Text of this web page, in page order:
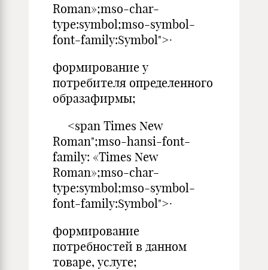
Roman»;mso-char-
type:symbol;mso-symbol-
font-family:Symbol">·
формирование у
потребителя определенного
образафирмы;
<span Times New
Roman";mso-hansi-font-
family: «Times New
Roman»;mso-char-
type:symbol;mso-symbol-
font-family:Symbol">·
формирование
потребностей в данном
товаре, услуге;